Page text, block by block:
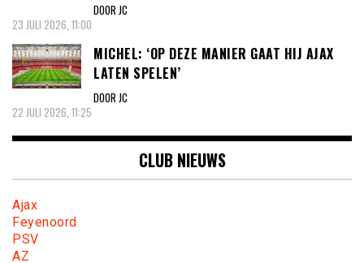
DOOR JC
23 JULI 2026, 11:00
MICHEL: ‘OP DEZE MANIER GAAT HIJ AJAX
LATEN SPELEN’
DOOR JC
22 JULI 2026, 11:25
CLUB NIEUWS
Ajax
Feyenoord
PSV
AZ